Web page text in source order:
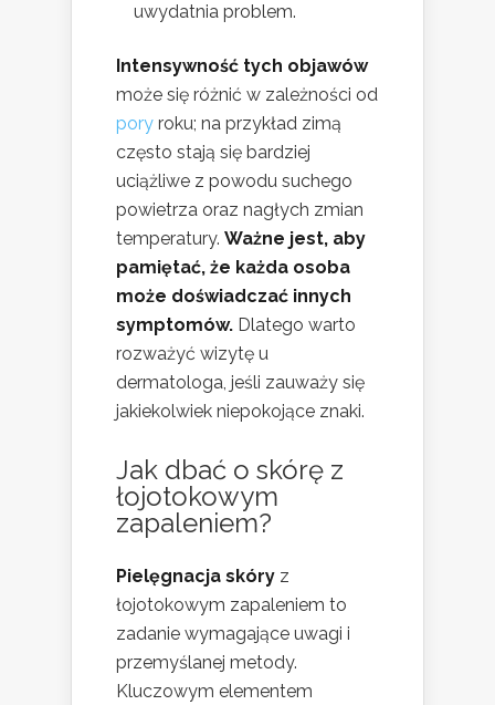
uwydatnia problem.
Intensywność tych objawów
może się różnić w zależności od
pory roku; na przykład zimą
często stają się bardziej
uciążliwe z powodu suchego
powietrza oraz nagłych zmian
temperatury. Ważne jest, aby
pamiętać, że każda osoba
może doświadczać innych
symptomów. Dlatego warto
rozważyć wizytę u
dermatologa, jeśli zauważy się
jakiekolwiek niepokojące znaki.
Jak dbać o skórę z
łojotokowym
zapaleniem?
Pielęgnacja skóry z
łojotokowym zapaleniem to
zadanie wymagające uwagi i
przemyślanej metody.
Kluczowym elementem